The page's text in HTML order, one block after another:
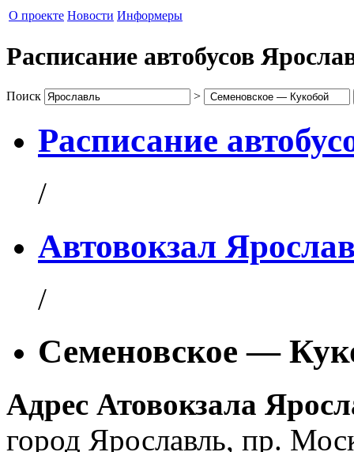
О проекте Новости Информеры
Расписание автобусов
Поиск >
Расписание
/
Автовокзал
/
Семеновское —
Адрес Атовокзала
город Ярославль, пр.